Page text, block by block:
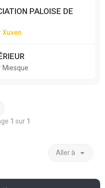
PALOISE DE
Xuxen
Miesque
1 sur 1
Aller à